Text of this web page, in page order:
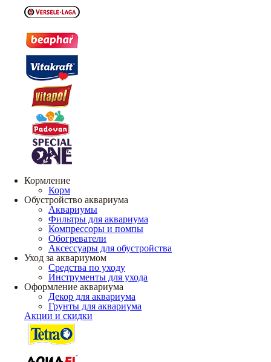
Кормление
Корм
Обустройство аквариума
Аквариумы
Фильтры для аквариума
Компрессоры и помпы
Обогреватели
Аксессуары для обустройства
Уход за аквариумом
Средства по уходу
Инструменты для ухода
Оформление аквариума
Декор для аквариума
Грунты для аквариума
Акции и скидки